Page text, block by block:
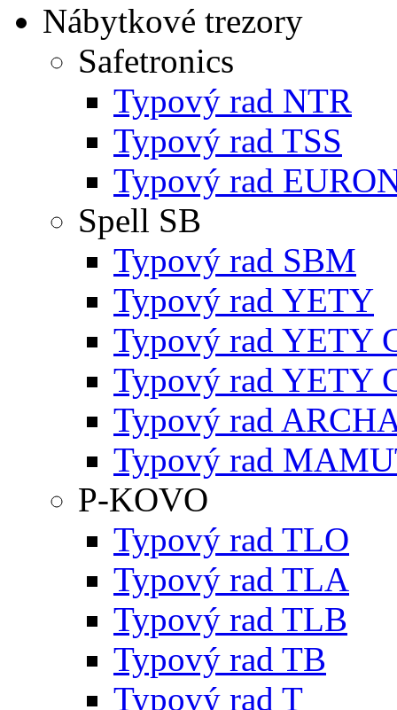
Nábytkové trezory
Safetronics
Typový rad NTR
Typový rad TSS
Typový rad
Spell SB
Typový rad SBM
Typový rad YETY
Typový rad YETY
Typový rad YETY
Typový rad
Typový rad
P-KOVO
Typový rad TLO
Typový rad TLA
Typový rad TLB
Typový rad TB
Typový rad T